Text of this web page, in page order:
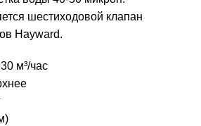
шестиходовой клапан
Hayward.
м³/час